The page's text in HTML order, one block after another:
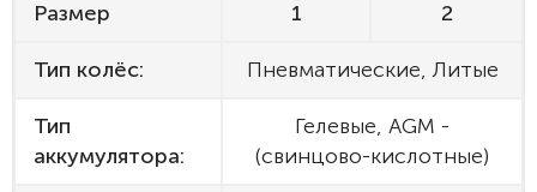
Размер 1 2
Тип колёс: Пневматические, Литые
Тип
аккумулятора:
Гелевые, AGM -
(свинцово-кислотные)